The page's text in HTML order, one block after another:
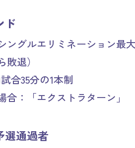
ド
ングルエリミネーション最
退）
合35分の1本制
合：「エクストラターン」
選通過者